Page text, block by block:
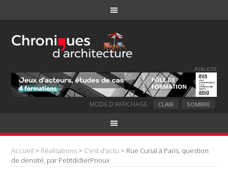
PUBLICITE
MODE D'AFFICHAGE : CLAIR SOMBRE
Accueil > Réalisations > C'est d'actu > Rue Curial à Paris, question
de densité, par PetitdidierPrioux